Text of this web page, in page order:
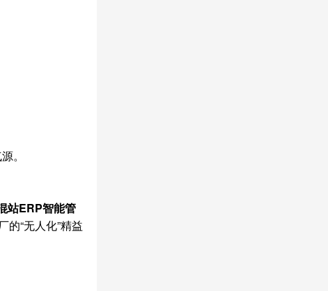
。
站ERP智能管
“无人化”精益